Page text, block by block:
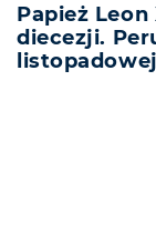
Papież
diecezji.